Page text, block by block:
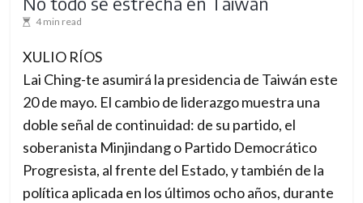
4 min read
XULIO RÍOS
Lai Ching-te asumirá la presidencia de Taiwán este
20 de mayo. El cambio de liderazgo muestra una
doble señal de continuidad: de su partido, el
soberanista Minjindang o Partido Democrático
Progresista, al frente del Estado, y también de la
política aplicada en los últimos ocho años, durante